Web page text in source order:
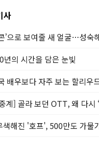
사
’으로 보여줄 새 얼굴…성숙
의 시간을 담은 눈빛
배우보다 자주 보는 할리우
색해진 '호프', 500만도 가물